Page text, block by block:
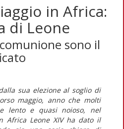
in Africa:
di Leone
sono il
sua elezione al soglio di
maggio, anno che molti
lento e quasi noioso, nel
Africa Leone XIV ha dato il